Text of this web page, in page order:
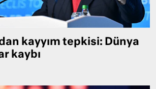
kayyım tepkisi: Dünya
kaybı